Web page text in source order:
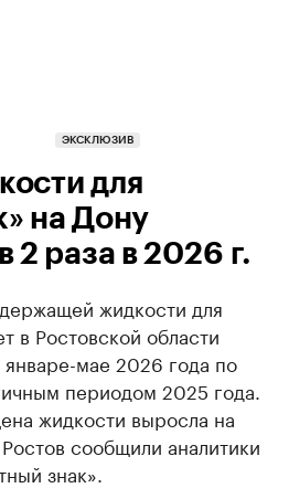
ЭКСКЛЮЗИВ
для
на Дону
2 раза в 2026 г.
жидкости для
в Ростовской области
январе-мае 2026 года по
периодом 2025 года.
жидкости выросла на
сообщили аналитики
знак».